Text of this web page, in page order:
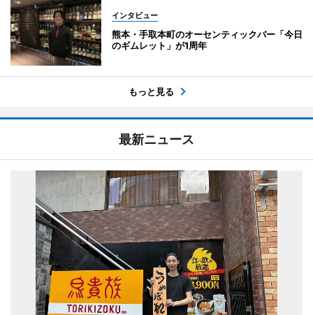
インタビュー
熊本・手取本町のオーセンティックバー「今日
のギムレット」が1周年
もっと見る
最新ニュース